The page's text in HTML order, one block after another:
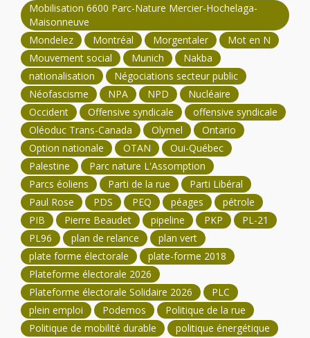
Mobilisation 6600 Parc-Nature Mercier-Hochelaga-
Maisonneuve
Mondelez
Montréal Morgentaler
Mot en N
Mouvement social
Munich
Nakba
nationalisation
Négociations secteur public
Néofascisme
NPA NPD
Nucléaire
Occident
Offensive syndicale
offensive syndicale
Oléoduc Trans-Canada
Olymel
Ontario
Option nationale
OTAN
Oui-Québec
Palestine
Parc nature L'Assomption
Parcs éoliens
Parti de la rue
Parti Libéral
Paul Rose
PDS PEQ péages
pétrole
PIB
Pierre Beaudet pipeline PKP
PL-21
PL96
plan de relance
plan vert
plate forme électorale
plate-forme 2018
Plateforme électorale 2026
Plateforme électorale Solidaire 2026
PLC
plein emploi
Podemos
Politique de la rue
Politique de mobilité durable
politique énergétique